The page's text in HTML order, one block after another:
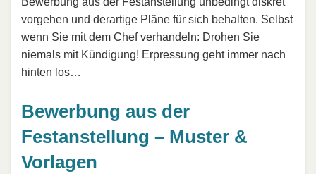
vorgehen und derartige Pläne für sich behalten. Selbst
wenn Sie mit dem Chef verhandeln: Drohen Sie
niemals mit Kündigung! Erpressung geht immer nach
hinten los…
Bewerbung aus der
Festanstellung – Muster &
Vorlagen